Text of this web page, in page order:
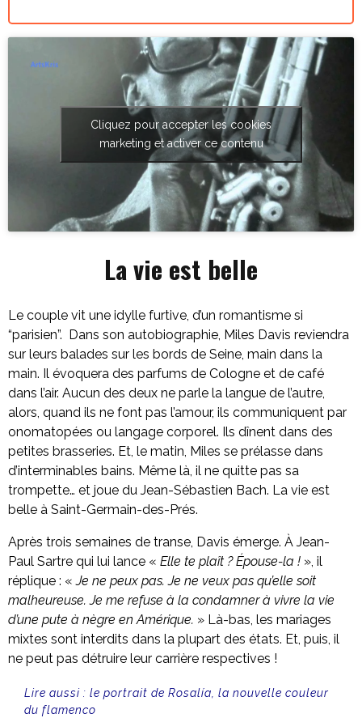
Cliquez pour accepter les cookies
marketing et activer ce contenu
La vie est belle
Le couple vit une idylle furtive, d’un romantisme si
“parisien”. Dans son autobiographie, Miles Davis reviendra
sur leurs balades sur les bords de Seine, main dans la
main. Il évoquera des parfums de Cologne et de café
dans l’air. Aucun des deux ne parle la langue de l’autre,
alors, quand ils ne font pas l’amour, ils communiquent par
onomatopées ou langage corporel. Ils dînent dans des
petites brasseries. Et, le matin, Miles se prélasse dans
d’interminables bains. Même là, il ne quitte pas sa
trompette… et joue du Jean-Sébastien Bach. La vie est
belle à Saint-Germain-des-Prés.
Après trois semaines de transe, Davis émerge. À Jean-
Paul Sartre qui lui lance « Elle te plaît ? Épouse-la ! », il
réplique : «Je ne peux pas. Je ne veux pas qu’elle soit
malheureuse. Je me refuse à la condamner à vivre la vie
d’une pute à nègre en Amérique. » Là-bas, les mariages
mixtes sont interdits dans la plupart des états. Et, puis, il
ne peut pas détruire leur carrière respectives !
Lire aussi : le portrait de Rosalía, la nouvelle couleur
du flamenco